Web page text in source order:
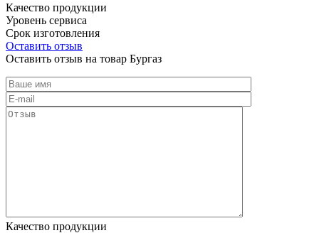
Качество продукции
Уровень сервиса
Срок изготовления
Оставить отзыв
Оставить отзыв на товар Бургаз
Качество продукции